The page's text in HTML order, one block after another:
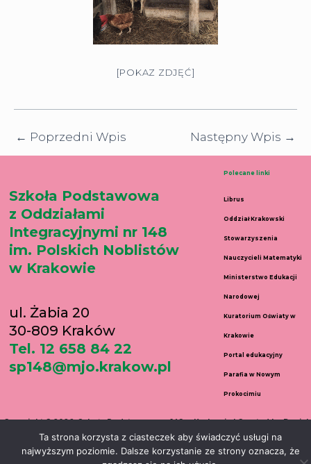
[POKAZ ZDJĘĆ]
← Poprzedni Wpis Następny Wpis →
Szkoła Podstawowa
z Oddziałami
Integracyjnymi nr 148
im. Polskich Noblistów
w Krakowie
ul. Żabia 20
30-809 Kraków
Tel. 12 658 84 22
sp148@mjo.krakow.pl
Polecane linki
Librus
Oddział Krakowski
Stowarzyszenia
Nauczycieli Matematyki
Ministerstwo Edukacji
Narodowej
Kuratorium Oświaty w
Krakowie
Portal edukacyjny
Parafia w Nowym
Prokocimiu
Copyright © 2026 Szkoła Podstawowa nr 148 w Krakowie | Created by Daniel
Wełnicki
Ta strona korzysta z ciasteczek aby świadczyć usługi na
najwyższym poziomie. Dalsze korzystanie ze strony oznacza, że